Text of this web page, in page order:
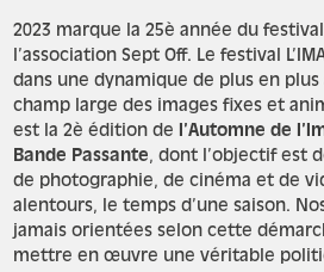
2023 marque la 25è année du
l’association Sept Off. Le festival
dans une dynamique de plus en
champ large des images fixes et
est la 2è édition de
l’Automne de
Bande Passante, dont l’objectif est
de photographie, de cinéma et de
alentours, le temps d’une saison.
jamais orientées selon cette
mettre en œuvre une véritable